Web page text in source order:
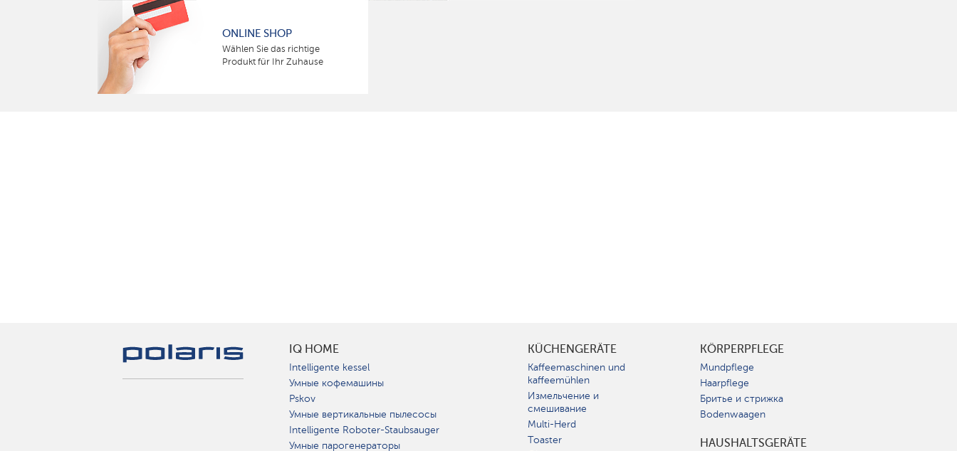
ONLINE SHOP
Wählen Sie das richtige
Produkt für Ihr Zuhause
IQ HOME
Intelligente kessel
Умные кофемашины
Pskov
Умные вертикальные пылесосы
Intelligente Roboter-Staubsauger
Умные парогенераторы
KÜCHENGERÄTE
Kaffeemaschinen und
kaffeemühlen
Измельчение и
смешивание
Multi-Herd
Toaster
KÖRPERPFLEGE
Mundpflege
Haarpflege
Бритье и стрижка
Bodenwaagen
HAUSHALTSGERÄTE